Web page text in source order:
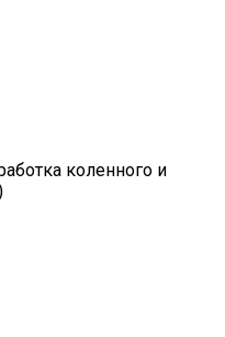
коленного и